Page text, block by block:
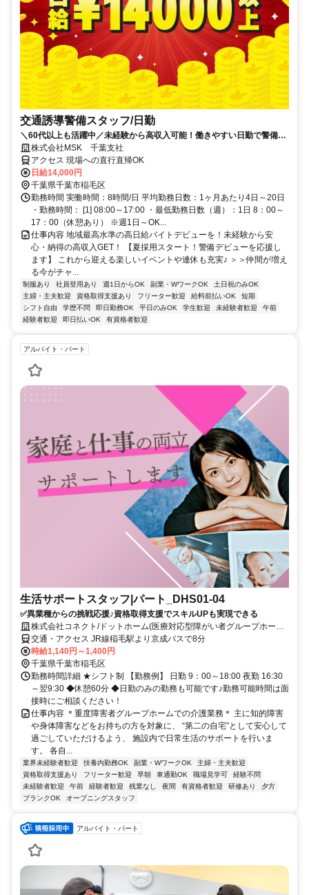
交通誘導警備スタッフ/日勤
＼60代以上も活躍中／未経験から高収入可能！働きやすい日勤で警備員
デビューをしませんか！【月収28万円可能・日払いもOK！】勤務3日前
までシフト申請可能！週1日～・短期もOK！未経験者大歓迎！幅広い年
代が活躍しています。
株式会社MSK 千葉支社
アクセス 現場への直行直帰OK
日給14,000円
千葉県千葉市稲毛区
勤務時間 実働時間：8時間/日 平均勤務日数：1ヶ月あたり4日～20日
・勤務時間： [1] 08:00～17:00 ・最低勤務日数（週）：1日 8：00～
17：00（休憩あり） ※週1日～OK...
仕事内容 地域最高水準の高日給バイトデビューを！未経験から安
心・納得の高収入GET！ 【夏採用スタート！警備デビューを応援し
ます】 これから迎える楽しいイベントや連休も充実♪ ＞＞仲間が増え
る今がチャ...
制服あり 社員登用あり 週1日からOK 副業・WワークOK
土日祝のみOK
主婦・主夫歓迎
資格取得支援あり フリーター歓迎 給料前払いOK
短期
シフト自由
学歴不問 即日勤務OK 平日のみOK 学生歓迎 未経験者歓迎
午前
経験者歓迎
即日払いOK 有資格者歓迎
アルバイト・パート
生活サポートスタッフ|パート_DHS01-04
✅異業種からの挑戦応援♪資格取得支援でスキルUPも実現できる
株式会社コネクト/ドットホーム(医療対応型障がい者グループホーム)
園生
交通・アクセス JR線稲毛駅より京成バスで8分
時給1,140円～1,400円
千葉県千葉市稲毛区
勤務時間詳細 ★シフト制 【勤務例】 日勤 9：00～18:00 夜勤 16:30
～翌9:30 ◆休憩60分 ◆日勤のみの勤務も可能です♪勤務可能時間は面
接時にご相談ください！
仕事内容 ＊重度障害者グループホームでの介護業務＊ 主に知的障害
や身体障害などをお持ちの方を対象に、 “第二の自宅”として安心して
過ごしていただけるよう、 施設内で日常生活のサポートを行いま
す。 各自...
業界未経験者歓迎 扶養内勤務OK 副業・WワークOK
主婦・主夫歓迎
資格取得支援あり
フリーター歓迎 早朝 車通勤OK 職場見学可
経験不問
未経験者歓迎
午前 経験者歓迎 残業なし 夜間 有資格者歓迎 研修あり
夕方
ブランクOK
オープニングスタッフ
アルバイト・パート